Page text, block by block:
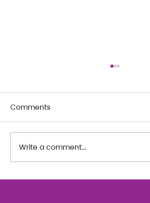
Comments
Write a comment...